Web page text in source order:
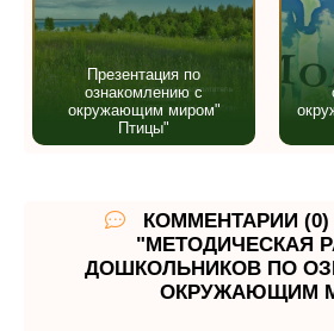
Презентация по
ознакомлению с
окружающим миром"
Птицы"
КОММЕНТАРИИ
"МЕТОДИЧЕСКАЯ
ДОШКОЛЬНИКОВ ПО
ОКРУЖАЮЩИМ